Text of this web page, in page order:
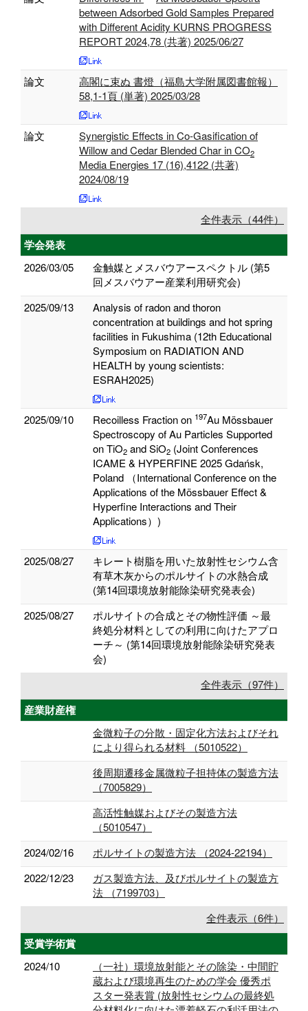
between Adsorbed Gold Samples Prepared
with Different Acidity KURNS PROGRESS
REPORT 2024,78 (共著) 2025/06/27
論文
高閣に束ぬ 書燈（福島大学附属図書館報）
58,1-1頁 (単著) 2025/03/28
論文
Synergistic Effects in Co-Gasification of
Willow and Cedar Blended Char in CO2
Media Energies 17 (16),4122 (共著)
2024/08/19
全件表示（44件）
学会発表
2026/03/05
金触媒とメスバウアースペクトル (第5
回メスバウアー産業利用研究会)
2025/09/13
Analysis of radon and thoron
concentration at buildings and hot spring
facilities in Fukushima (12th Educational
Symposium on RADIATION AND
HEALTH by young scientists:
ESRAH2025)
2025/09/10 Recoilless Fraction on 197Au Mössbauer
Spectroscopy of Au Particles Supported
on TiO2 and SiO2 (Joint Conferences
ICAME & HYPERFINE 2025 Gdańsk,
Poland （International Conference on the
Applications of the Mössbauer Effect &
Hyperfine Interactions and Their
Applications）)
2025/08/27
キレート樹脂を用いた放射性セシウム含
有草木灰からのポルサイトの水熱合成
(第14回環境放射能除染研究発表会)
2025/08/27
ポルサイトの合成とその物性評価 ～最
終処分材料としての利用に向けたアプロ
ーチ～ (第14回環境放射能除染研究発表
会)
全件表示（97件）
産業財産権
金微粒子の分散・固定化方法およびそれ
により得られる材料 （5010522）
後周期遷移金属微粒子担持体の製造方法
（7005829）
高活性触媒およびその製造方法
（5010547）
2024/02/16
ポルサイトの製造方法 （2024-22194）
2022/12/23
ガス製造方法、及びポルサイトの製造方
法 （7199703）
全件表示（6件）
受賞学術賞
2024/10
（一社）環境放射能とその除染・中間貯
蔵および環境再生のための学会 優秀ポ
スター発表賞 (放射性セシウムの最終処